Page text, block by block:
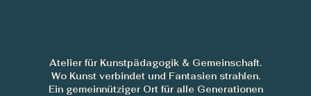
Atelier für Kunstpädagogik & Gemeinschaft.
Wo Kunst verbindet und Fantasien strahlen.
Ein gemeinnütziger Ort für alle Generationen